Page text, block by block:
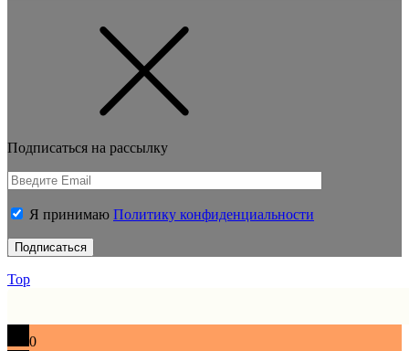
Подписаться на рассылку
Я принимаю Политику конфиденциальности
Top
0